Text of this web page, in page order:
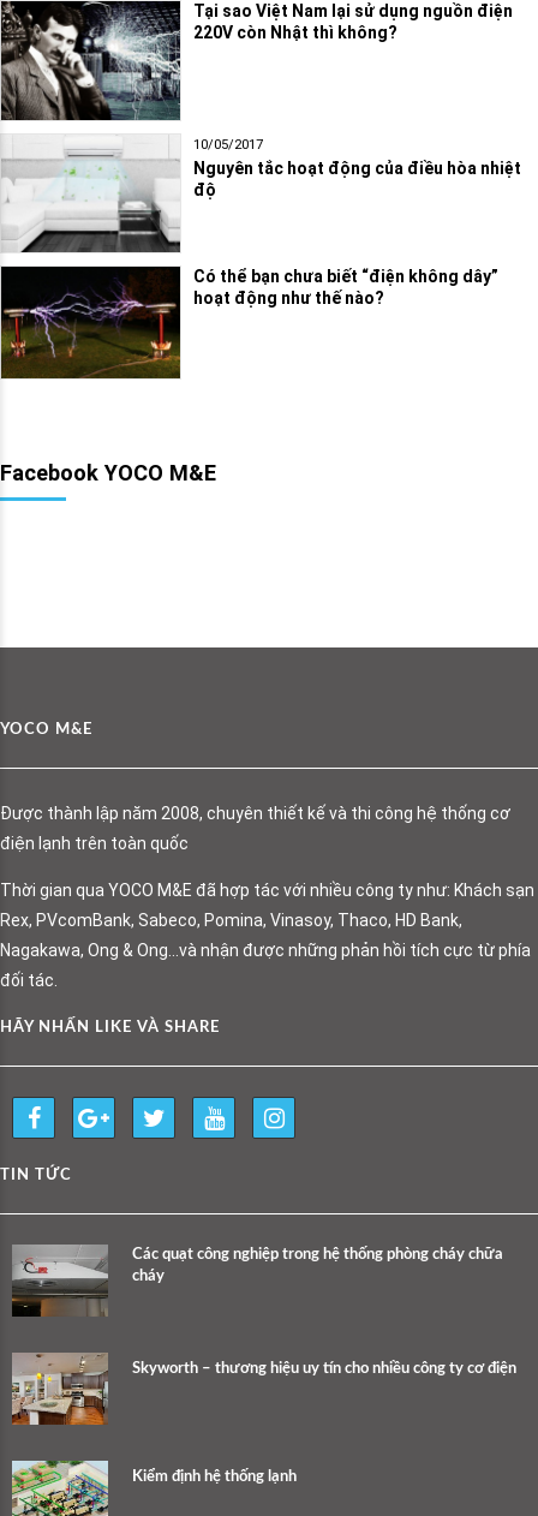
Tại sao Việt Nam lại sử dụng nguồn điện
220V còn Nhật thì không?
10/05/2017
Nguyên tắc hoạt động của điều hòa nhiệt
độ
Có thể bạn chưa biết “điện không dây”
hoạt động như thế nào?
Facebook YOCO M&E
YOCO M&E
Được thành lập năm 2008, chuyên thiết kế và thi công hệ thống cơ
điện lạnh trên toàn quốc
Thời gian qua YOCO M&E đã hợp tác với nhiều công ty như: Khách sạn
Rex, PVcomBank, Sabeco, Pomina, Vinasoy, Thaco, HD Bank,
Nagakawa, Ong & Ong…và nhận được những phản hồi tích cực từ phía
đối tác.
HÃY NHẤN LIKE VÀ SHARE
TIN TỨC
Các quạt công nghiệp trong hệ thống phòng cháy chữa
cháy
Skyworth – thương hiệu uy tín cho nhiều công ty cơ điện
Kiểm định hệ thống lạnh